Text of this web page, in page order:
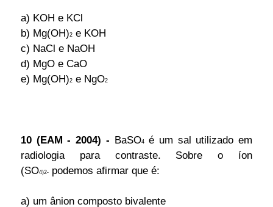
a) KOH e KCl
b) Mg(OH)2 e KOH
c) NaCl e NaOH
d) MgO e CaO
e) Mg(OH)2 e NgO2
10 (EAM - 2004) - BaSO4é um sal utilizado em
radiologia para contraste. Sobre o íon
(SO4)2- podemos afirmar que é:
a) um ânion composto bivalente